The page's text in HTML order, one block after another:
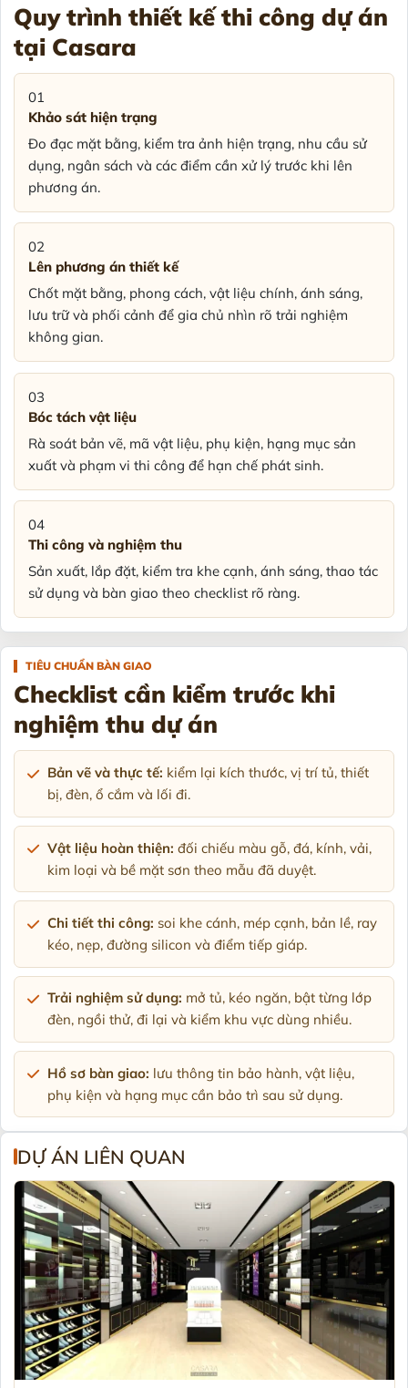
Quy trình thiết kế thi công dự án
tại Casara
01
Khảo sát hiện trạng
Đo đạc mặt bằng, kiểm tra ảnh hiện trạng, nhu cầu sử
dụng, ngân sách và các điểm cần xử lý trước khi lên
phương án.
02
Lên phương án thiết kế
Chốt mặt bằng, phong cách, vật liệu chính, ánh sáng,
lưu trữ và phối cảnh để gia chủ nhìn rõ trải nghiệm
không gian.
03
Bóc tách vật liệu
Rà soát bản vẽ, mã vật liệu, phụ kiện, hạng mục sản
xuất và phạm vi thi công để hạn chế phát sinh.
04
Thi công và nghiệm thu
Sản xuất, lắp đặt, kiểm tra khe cạnh, ánh sáng, thao tác
sử dụng và bàn giao theo checklist rõ ràng.
TIÊU CHUẨN BÀN GIAO
Checklist cần kiểm trước khi
nghiệm thu dự án
Bản vẽ và thực tế: kiểm lại kích thước, vị trí tủ, thiết
bị, đèn, ổ cắm và lối đi.
Vật liệu hoàn thiện: đối chiếu màu gỗ, đá, kính, vải,
kim loại và bề mặt sơn theo mẫu đã duyệt.
Chi tiết thi công: soi khe cánh, mép cạnh, bản lề, ray
kéo, nẹp, đường silicon và điểm tiếp giáp.
Trải nghiệm sử dụng: mở tủ, kéo ngăn, bật từng lớp
đèn, ngồi thử, đi lại và kiểm khu vực dùng nhiều.
Hồ sơ bàn giao: lưu thông tin bảo hành, vật liệu,
phụ kiện và hạng mục cần bảo trì sau sử dụng.
DỰ ÁN LIÊN QUAN